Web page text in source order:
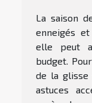
La saison
enneigés et
elle peut
budget.
de la glisse
astuces